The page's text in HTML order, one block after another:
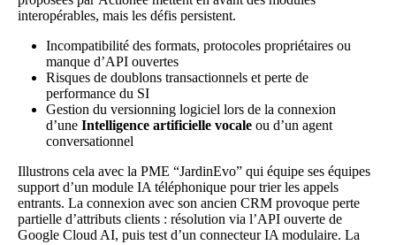
interopérables, mais les défis persistent.
Incompatibilité des formats, protocoles propriétaires ou
manque d’API ouvertes
Risques de doublons transactionnels et perte de
performance du SI
Gestion du versionning logiciel lors de la connexion
d’une Intelligence artificielle vocale ou d’un agent
conversationnel
Illustrons cela avec la PME “JardinEvo” qui équipe ses équipes
support d’un module IA téléphonique pour trier les appels
entrants. La connexion avec son ancien CRM provoque perte
partielle d’attributs clients : résolution via l’API ouverte de
Google Cloud AI, puis test d’un connecteur IA modulaire. La